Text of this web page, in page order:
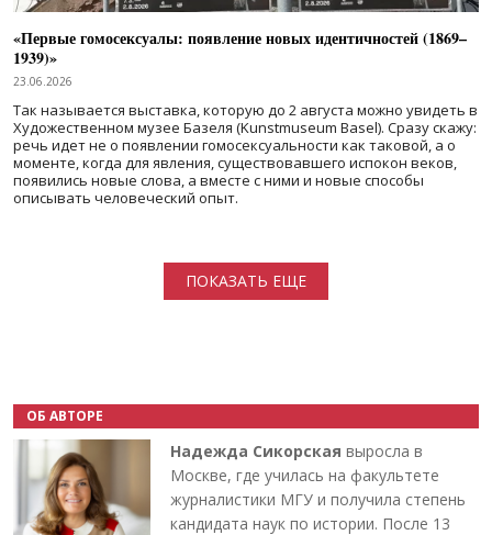
«Первые гомосексуалы: появление новых идентичностей (1869–
1939)»
23.06.2026
Так называется выставка, которую до 2 августа можно увидеть в
Художественном музее Базеля (Kunstmuseum Basel). Сразу скажу:
речь идет не о появлении гомосексуальности как таковой, а о
моменте, когда для явления, существовавшего испокон веков,
появились новые слова, а вместе с ними и новые способы
описывать человеческий опыт.
ПОКАЗАТЬ ЕЩЕ
ОБ АВТОРЕ
Надежда Сикорская выросла в
Москве, где училась на факультете
журналистики МГУ и получила степень
кандидата наук по истории. После 13